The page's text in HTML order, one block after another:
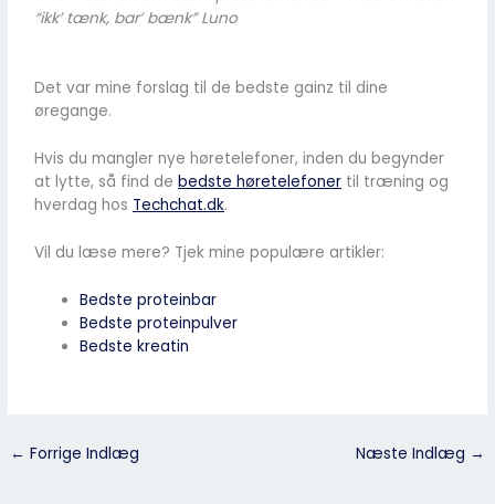
“ikk’ tænk, bar’ bænk” Luno
Det var mine forslag til de bedste gainz til dine
øregange.
Hvis du mangler nye høretelefoner, inden du begynder
at lytte, så find debedste høretelefoner til træning og
hverdag hos Techchat.dk.
Vil du læse mere? Tjek mine populære artikler:
Bedste proteinbar
Bedste proteinpulver
Bedste kreatin
← Forrige Indlæg Næste Indlæg →